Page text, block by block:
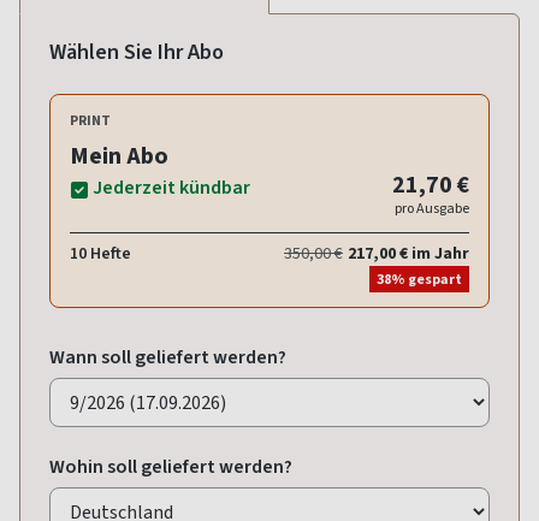
Wählen Sie Ihr Abo
PRINT
Mein Abo
Jederzeit kündbar 21,70 €
pro Ausgabe
10 Hefte 350,00 € 217,00 € im Jahr
38% gespart
Wann soll geliefert werden?
Wohin soll geliefert werden?